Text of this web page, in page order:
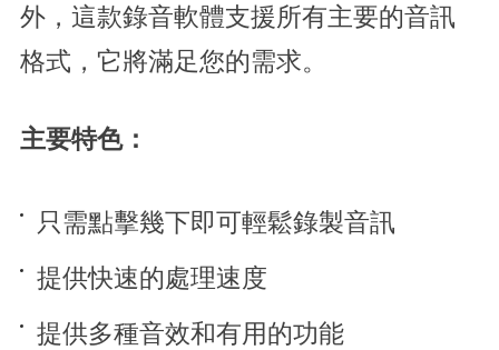
外，這款錄音軟體支援所有主要的音訊
格式，它將滿足您的需求。
主要特色：
只需點擊幾下即可輕鬆錄製音訊
提供快速的處理速度
提供多種音效和有用的功能